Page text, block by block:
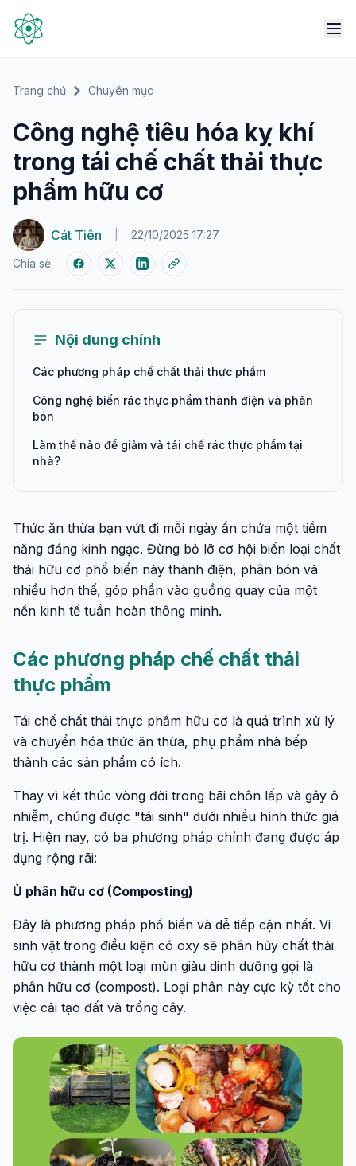
Trang chủ Chuyên mục
Công nghệ tiêu hóa kỵ khí
trong tái chế chất thải thực
phẩm hữu cơ
Cát Tiên 22/10/2025 17:27
Chia sẻ:
Nội dung chính
Các phương pháp chế chất thải thực phẩm
Công nghệ biến rác thực phẩm thành điện và phân
bón
Làm thế nào để giảm và tái chế rác thực phẩm tại
nhà?
Thức ăn thừa bạn vứt đi mỗi ngày ẩn chứa một tiềm
năng đáng kinh ngạc. Đừng bỏ lỡ cơ hội biến loại chất
thải hữu cơ phổ biến này thành điện, phân bón và
nhiều hơn thế, góp phần vào guồng quay của một
nền kinh tế tuần hoàn thông minh.
Các phương pháp chế chất thải
thực phẩm
Tái chế chất thải thực phẩm hữu cơ là quá trình xử lý
và chuyển hóa thức ăn thừa, phụ phẩm nhà bếp
thành các sản phẩm có ích.
Thay vì kết thúc vòng đời trong bãi chôn lấp và gây ô
nhiễm, chúng được "tái sinh" dưới nhiều hình thức giá
trị. Hiện nay, có ba phương pháp chính đang được áp
dụng rộng rãi:
Ủ phân hữu cơ (Composting)
Đây là phương pháp phổ biến và dễ tiếp cận nhất. Vi
sinh vật trong điều kiện có oxy sẽ phân hủy chất thải
hữu cơ thành một loại mùn giàu dinh dưỡng gọi là
phân hữu cơ (compost). Loại phân này cực kỳ tốt cho
việc cải tạo đất và trồng cây.